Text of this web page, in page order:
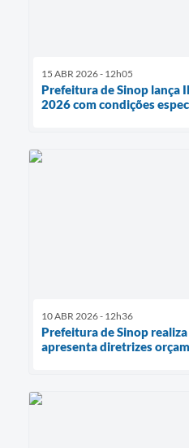
15 ABR 2026 - 12h05
Prefeitura de Sinop lança
2026 com condições
10 ABR 2026 - 12h36
Prefeitura de Sinop
apresenta diretrizes